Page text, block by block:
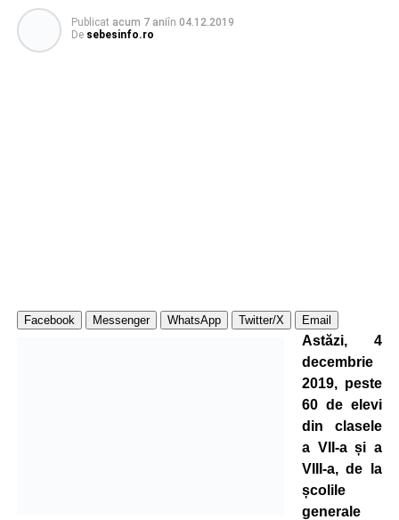
Publicat acum 7 aniîn 04.12.2019
De sebesinfo.ro
Facebook Messenger WhatsApp Twitter/X Email
Astăzi, 4
decembrie
2019, peste
60 de elevi
din clasele
a VII-a și a
VIII-a, de la
școlile
generale